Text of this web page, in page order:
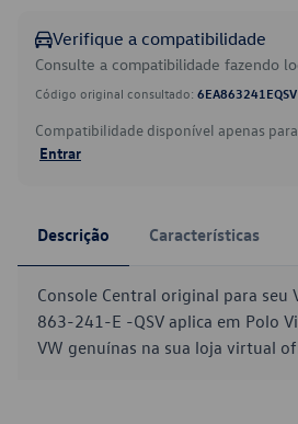
Verifique a compatibilidade
Consulte a compatibilidade fazendo
Código original consultado: 6EA863241EQSV
Compatibilidade disponível apenas
Entrar
Descrição Características
Console Central original para seu
863-241-E -QSV aplica em Polo
VW genuínas na sua loja virtual